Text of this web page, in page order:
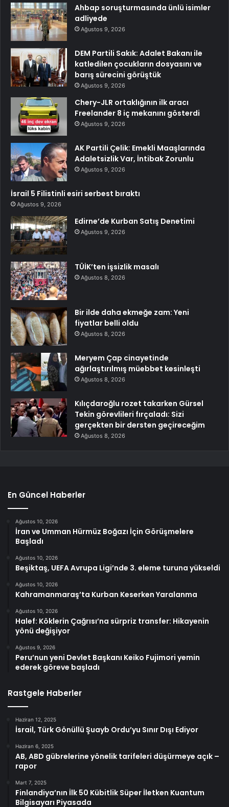
Ahbap soruşturmasında ünlü isimler
adliyede
Ağustos 9, 2026
DEM Partili Sakık: Adalet Bakanı ile
katledilen çocukların dosyasını ve
barış sürecini görüştük
Ağustos 9, 2026
Chery-JLR ortaklığının ilk aracı
Freelander 8 iç mekanını gösterdi
Ağustos 9, 2026
AK Partili Çelik: Emekli Maaşlarında
Adaletsizlik Var, İntibak Zorunlu
Ağustos 9, 2026
İsrail 5 Filistinli esiri serbest bıraktı
Ağustos 9, 2026
Edirne’de Kurban Satış Denetimi
Ağustos 9, 2026
TÜİK’ten işsizlik masalı
Ağustos 8, 2026
Bir ilde daha ekmeğe zam: Yeni
fiyatlar belli oldu
Ağustos 8, 2026
Meryem Çap cinayetinde
ağırlaştırılmış müebbet kesinleşti
Ağustos 8, 2026
Kılıçdaroğlu rozet takarken Gürsel
Tekin görevlileri fırçaladı: Sizi
gerçekten bir dersten geçireceğim
Ağustos 8, 2026
En Güncel Haberler
Ağustos 10, 2026
İran ve Umman Hürmüz Boğazı İçin Görüşmelere
Başladı
Ağustos 10, 2026
Beşiktaş, UEFA Avrupa Ligi’nde 3. eleme turuna yükseldi
Ağustos 10, 2026
Kahramanmaraş’ta Kurban Keserken Yaralanma
Ağustos 10, 2026
Halef: Köklerin Çağrısı’na sürpriz transfer: Hikayenin
yönü değişiyor
Ağustos 9, 2026
Peru’nun yeni Devlet Başkanı Keiko Fujimori yemin
ederek göreve başladı
Rastgele Haberler
Haziran 12, 2025
İsrail, Türk Gönüllü Şuayb Ordu’yu Sınır Dışı Ediyor
Haziran 6, 2025
AB, ABD gübrelerine yönelik tarifeleri düşürmeye açık –
rapor
Mart 7, 2025
Finlandiya’nın İlk 50 Kübitlik Süper İletken Kuantum
Bilgisayarı Piyasada